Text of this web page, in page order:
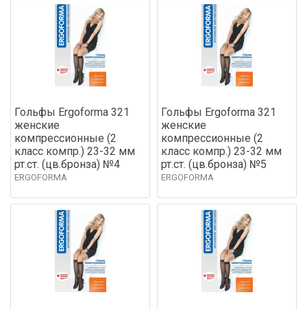
Гольфы Ergoforma 321
женские
компрессионные (2
класс компр.) 23-32 мм
рт.ст. (цв.бронза) №4
ERGOFORMA
Гольфы Ergoforma 321
женские
компрессионные (2
класс компр.) 23-32 мм
рт.ст. (цв.бронза) №5
ERGOFORMA